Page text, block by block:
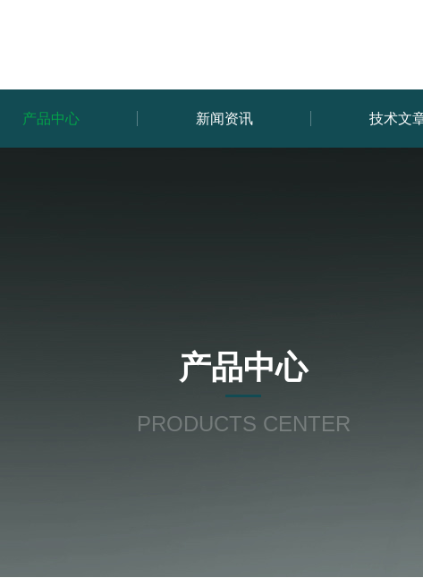
产品中心 新闻资讯 技术文
产品中心
PRODUCTS CENTER